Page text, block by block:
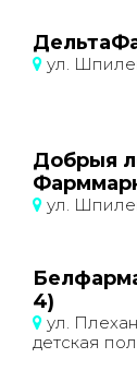
ул.
Добрыя
ул.
4)
ул.
детская